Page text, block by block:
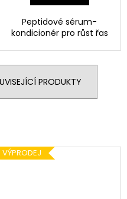
Peptidové sérum-
kondicionér pro růst řas
PRODUKTY
VÝPRODEJ